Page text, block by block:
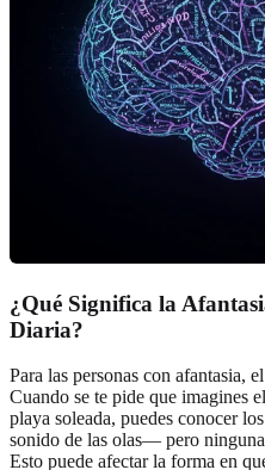
¿Qué Significa la
Diaria?
Para las personas con afantasia,
Cuando se te pide que imagines
playa soleada, puedes conocer
sonido de las olas— pero
Esto puede afectar la forma en